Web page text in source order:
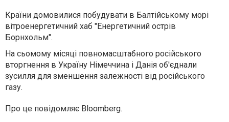
Країни домовилися побудувати в Балтійському морі
вітроенергетичний хаб "Енергетичний острів
Борнхольм".
На сьомому місяці повномасштабного російського
вторгнення в Україну Німеччина і Данія об'єднали
зусилля для зменшення залежності від російського
газу.
Про це повідомляє Bloomberg.